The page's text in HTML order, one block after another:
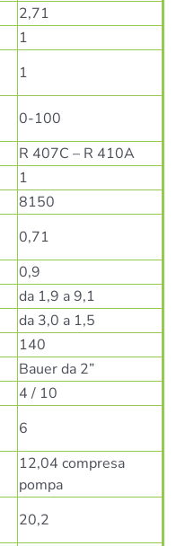
2,71
1
1
0-100
R 407C – R 410A
1
8150
0,71
0,9
da 1,9 a 9,1
da 3,0 a 1,5
140
Bauer da 2”
4 / 10
6
12,04 compresa
pompa
20,2